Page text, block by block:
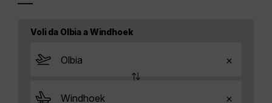
Voli da Olbia a Windhoek